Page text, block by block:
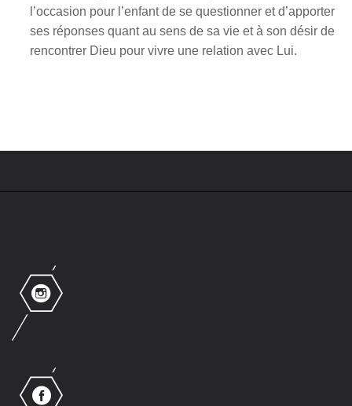
l’occasion pour l’enfant de se questionner et d’apporter
ses réponses quant au sens de sa vie et à son désir de
rencontrer Dieu pour vivre une relation avec Lui.